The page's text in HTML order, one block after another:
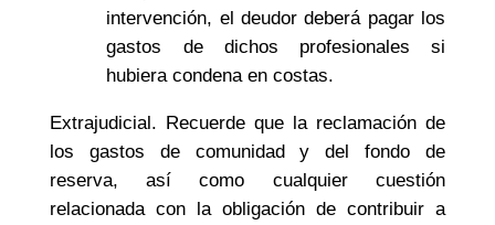
intervención, el deudor deberá pagar los
gastos de dichos profesionales si
hubiera condena en costas.
Extrajudicial. Recuerde que la reclamación de
los gastos de comunidad y del fondo de
reserva, así como cualquier cuestión
relacionada con la obligación de contribuir a